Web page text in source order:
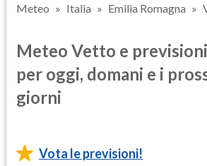
Meteo Italia Emilia Romagna
Meteo Vetto e
per oggi, domani e i
giorni
Vota le previsioni!